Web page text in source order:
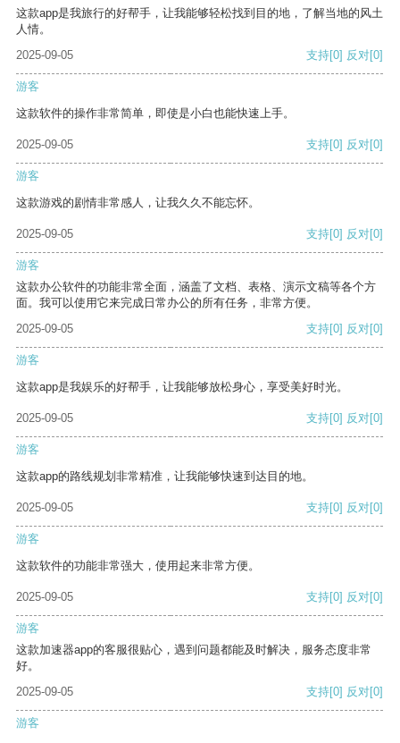
这款app是我旅行的好帮手，让我能够轻松找到目的地，了解当地的风土
人情。
2025-09-05
支持[0] 反对[0]
游客
这款软件的操作非常简单，即使是小白也能快速上手。
2025-09-05 支持[0] 反对[0]
游客
这款游戏的剧情非常感人，让我久久不能忘怀。
2025-09-05 支持[0] 反对[0]
游客
这款办公软件的功能非常全面，涵盖了文档、表格、演示文稿等各个方
面。我可以使用它来完成日常办公的所有任务，非常方便。
2025-09-05
支持[0] 反对[0]
游客
这款app是我娱乐的好帮手，让我能够放松身心，享受美好时光。
2025-09-05 支持[0] 反对[0]
游客
这款app的路线规划非常精准，让我能够快速到达目的地。
2025-09-05 支持[0] 反对[0]
游客
这款软件的功能非常强大，使用起来非常方便。
2025-09-05 支持[0] 反对[0]
游客
这款加速器app的客服很贴心，遇到问题都能及时解决，服务态度非常
好。
2025-09-05
支持[0] 反对[0]
游客